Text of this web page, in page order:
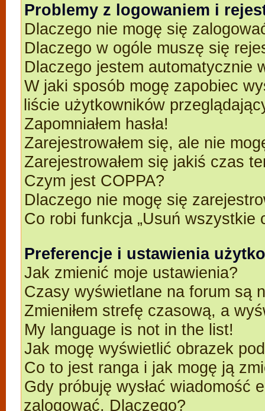
Problemy z logowaniem i
Dlaczego nie mogę się
Dlaczego w ogóle muszę się
Dlaczego jestem automatycznie
W jaki sposób mogę zapobiec
liście użytkowników
Zapomniałem hasła!
Zarejestrowałem się, ale nie
Zarejestrowałem się jakiś czas
Czym jest COPPA?
Dlaczego nie mogę się
Co robi funkcja „Usuń wszystkie
Preferencje i ustawienia
Jak zmienić moje ustawienia?
Czasy wyświetlane na forum są
Zmieniłem strefę czasową, a
My language is not in the list!
Jak mogę wyświetlić obrazek
Co to jest ranga i jak mogę ją
Gdy próbuję wysłać wiadomość
zalogować. Dlaczego?